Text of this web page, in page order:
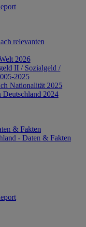
relevanten
2026
II / Sozialgeld /
2025
Nationalität 2025
2024
& Fakten
- Daten & Fakten